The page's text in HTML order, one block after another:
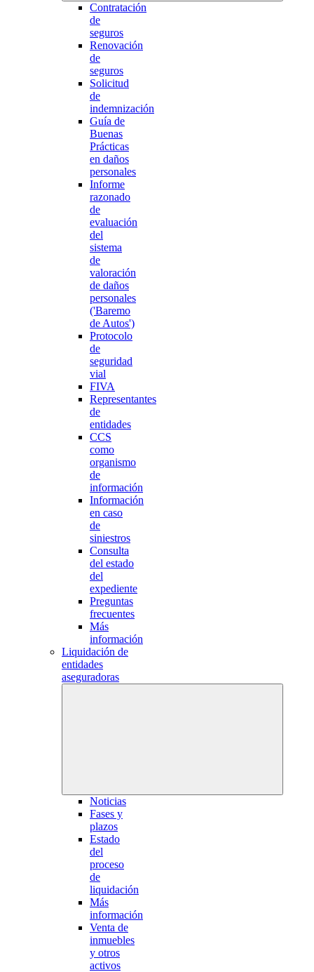
Contratación
de
seguros
Renovación
de
seguros
Solicitud
de
indemnización
Guía de
Buenas
Prácticas
en daños
personales
Informe
razonado
de
evaluación
del
sistema
de
valoración
de daños
personales
('Baremo
de Autos')
Protocolo
de
seguridad
vial
FIVA
Representantes
de
entidades
CCS
como
organismo
de
información
Información
en caso
de
siniestros
Consulta
del estado
del
expediente
Preguntas
frecuentes
Más
información
Liquidación de
entidades
aseguradoras
Noticias
Fases y
plazos
Estado
del
proceso
de
liquidación
Más
información
Venta de
inmuebles
y otros
activos